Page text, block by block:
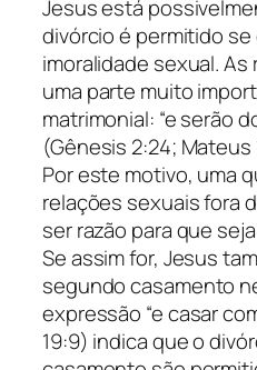
Jesus está
divórcio é permitido
imoralidade sexual.
uma parte muito
matrimonial: “e serão
(Gênesis 2:24; Mateus
Por este motivo, uma
relações sexuais fora
ser razão para que
Se assim for, Jesus
segundo casamento
expressão “e casar
19:9) indica que o